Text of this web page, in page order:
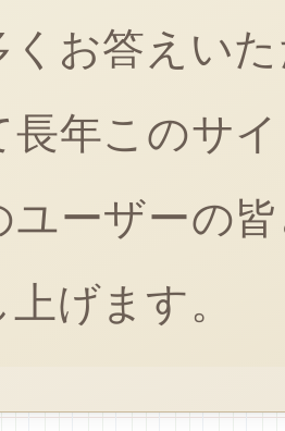
くお答えい
長年このサ
ユーザーの
げます。